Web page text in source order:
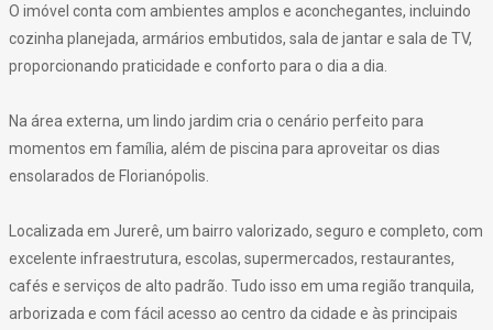
O imóvel conta com ambientes amplos e aconchegantes, incluindo
cozinha planejada, armários embutidos, sala de jantar e sala de TV,
proporcionando praticidade e conforto para o dia a dia.
Na área externa, um lindo jardim cria o cenário perfeito para
momentos em família, além de piscina para aproveitar os dias
ensolarados de Florianópolis.
Localizada em Jurerê, um bairro valorizado, seguro e completo, com
excelente infraestrutura, escolas, supermercados, restaurantes,
cafés e serviços de alto padrão. Tudo isso em uma região tranquila,
arborizada e com fácil acesso ao centro da cidade e às principais